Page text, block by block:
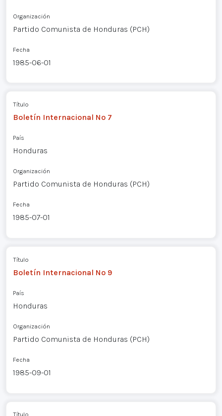
Organización
Partido Comunista de Honduras (PCH)
Fecha
1985-06-01
Título
Boletín Internacional Nº 7
País
Honduras
Organización
Partido Comunista de Honduras (PCH)
Fecha
1985-07-01
Título
Boletín Internacional Nº 9
País
Honduras
Organización
Partido Comunista de Honduras (PCH)
Fecha
1985-09-01
Título